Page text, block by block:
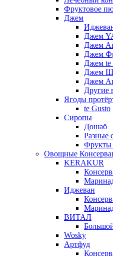
Фруктовое
Джем
Джем
Джем
Джем
Джем te
Джем
Джем
Другие
Ягоды
te Gusto
Сиропы
Дошаб
Разные
Фрукты
Овощные
KERAKUR
Иджеван
ВИТАЛ
Wosky
Артфуд